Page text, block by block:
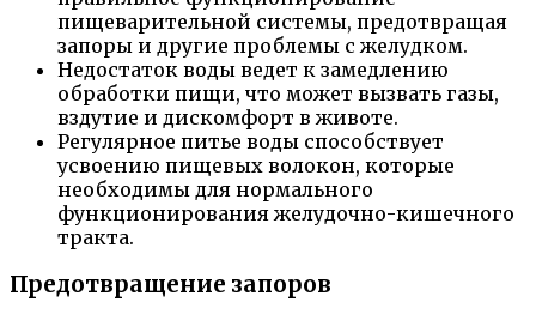
пищеварительной системы, предотвращая
запоры и другие проблемы с желудком.
Недостаток воды ведет к замедлению
обработки пищи, что может вызвать газы,
вздутие и дискомфорт в животе.
Регулярное питье воды способствует
усвоению пищевых волокон, которые
необходимы для нормального
функционирования желудочно-кишечного
тракта.
Предотвращение запоров